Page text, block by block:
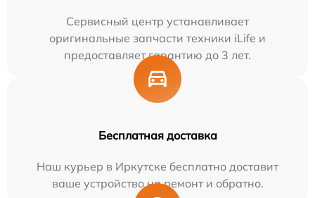
Сервисный центр устанавливает
оригинальные запчасти техники iLife и
предоставляет гарантию до 3 лет.
Бесплатная доставка
Наш курьер в Иркутске бесплатно доставит
ваше устройство на ремонт и обратно.